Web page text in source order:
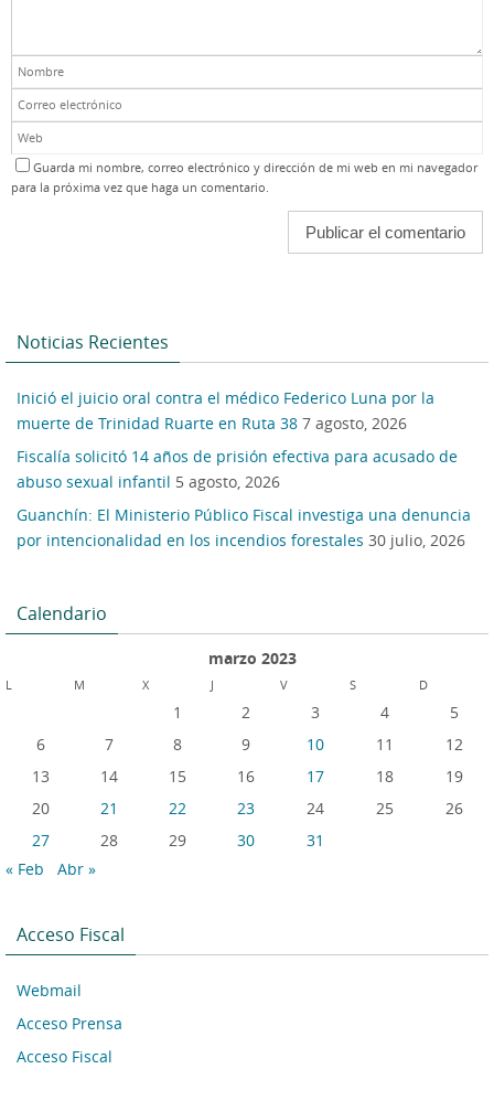
Guarda mi nombre, correo electrónico y dirección de mi web en mi navegador
para la próxima vez que haga un comentario.
Noticias Recientes
Inició el juicio oral contra el médico Federico Luna por la
muerte de Trinidad Ruarte en Ruta 38 7 agosto, 2026
Fiscalía solicitó 14 años de prisión efectiva para acusado de
abuso sexual infantil 5 agosto, 2026
Guanchín: El Ministerio Público Fiscal investiga una denuncia
por intencionalidad en los incendios forestales 30 julio, 2026
Calendario
marzo 2023
L M X J V S D
1 2 3 4
5
6
7 8 9 10 11
12
13
14 15 16 17 18
19
20
21 22 23 24 25
26
27
28 29 30
31
« Feb
Abr »
Acceso Fiscal
Webmail
Acceso Prensa
Acceso Fiscal